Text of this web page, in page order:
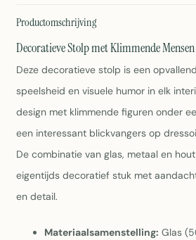
Productomschrijving
Decoratieve Stolp met Klimmende
Deze decoratieve stolp is een
speelsheid en visuele humor in elk
design met klimmende figuren onder
een interessant blickvangers op
De combinatie van glas, metaal en
eigentijds decoratief stuk met
en detail.
Materiaalsamenstelling: Glas